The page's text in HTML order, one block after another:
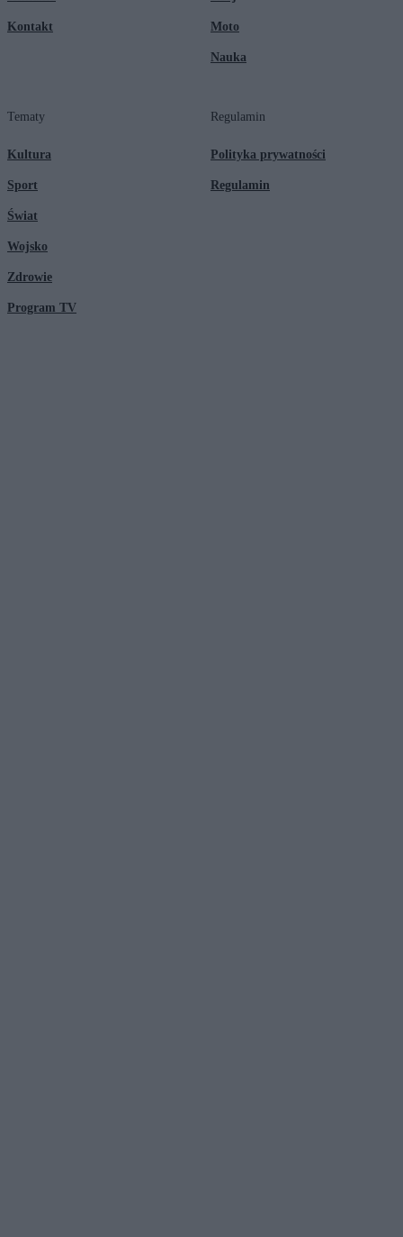
Kontakt Moto
Nauka
Tematy
Kultura
Sport
Świat
Wojsko
Zdrowie
Program TV
Regulamin
Polityka prywatności
Regulamin